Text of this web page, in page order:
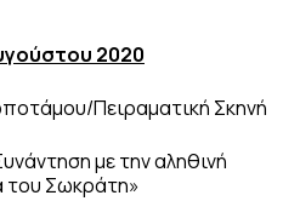
2020
Πειραματική Σκηνή
με την αληθινή
του Σωκράτη»